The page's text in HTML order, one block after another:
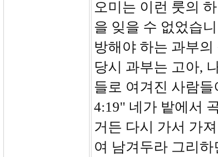
오미는 이런 룻의
을 잊을 수 없었습
방해야 하는 과부
당시 과부는 고아,
들로 여겨진 사람
4:19" 네가 밭에서
거든 다시 가서 가
여 남겨두라 그리